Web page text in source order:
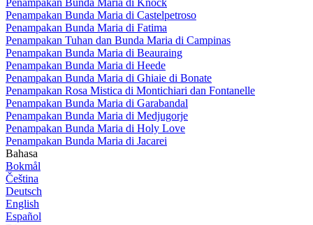
Penampakan Bunda Maria di Castelpetroso
Penampakan Bunda Maria di Fatima
Penampakan Tuhan dan Bunda Maria di Campinas
Penampakan Bunda Maria di Beauraing
Penampakan Bunda Maria di Heede
Penampakan Bunda Maria di Ghiaie di Bonate
Penampakan Rosa Mistica di Montichiari dan Fontanelle
Penampakan Bunda Maria di Garabandal
Penampakan Bunda Maria di Medjugorje
Penampakan Bunda Maria di Holy Love
Penampakan Bunda Maria di Jacarei
Bahasa
Bokmål
Čeština
Deutsch
English
Español